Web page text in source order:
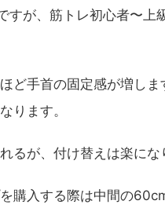
すが、筋トレ初心者〜上
ど手首の固定感が増し
ります。
るが、付け替えは楽にな
購入する際は中間の